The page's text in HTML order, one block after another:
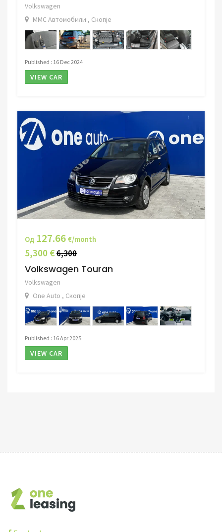
Volkswagen
ММС Автомобили , Скопје
Published : 16 Dec 2024
VIEW CAR
Од 127.66 €/month
5,300 €6,300
Volkswagen Touran
Volkswagen
One Auto , Скопје
Published : 16 Apr 2025
VIEW CAR